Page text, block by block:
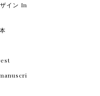
イン In